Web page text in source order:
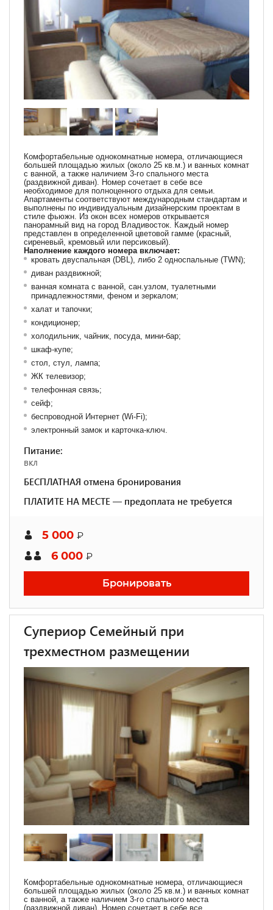
Комфортабельные однокомнатные номера, отличающиеся
большей площадью жилых (около 25 кв.м.) и ванных комнат
с ванной, а также наличием 3-го спального места
(раздвижной диван). Номер сочетает в себе все
необходимое для полноценного отдыха для семьи.
Апартаменты соответствуют международным стандартам и
выполнены по индивидуальным дизайнерским проектам в
стиле фьюжн. Из окон всех номеров открывается
панорамный вид на город Владивосток. Каждый номер
представлен в определенной цветовой гамме (красный,
сиреневый, кремовый или персиковый).
Наполнение каждого номера включает:
кровать двуспальная (DBL), либо 2 односпальные (TWN);
диван раздвижной;
ванная комната с ванной, сан.узлом, туалетными
принадлежностями, феном и зеркалом;
халат и тапочки;
кондиционер;
холодильник, чайник, посуда, мини-бар;
шкаф-купе;
стол, стул, лампа;
ЖК телевизор;
телефонная связь;
сейф;
беспроводной Интернет (Wi-Fi);
электронный замок и карточка-ключ.
Питание:
вкл
БЕСПЛАТНАЯ отмена бронирования
ПЛАТИТЕ НА МЕСТЕ — предоплата не требуется
5 000 ₽
6 000 ₽
Бронировать
Супериор Семейный при
трехместном размещении
Комфортабельные однокомнатные номера, отличающиеся
большей площадью жилых (около 25 кв.м.) и ванных комнат
с ванной, а также наличием 3-го спального места
(раздвижной диван). Номер сочетает в себе все